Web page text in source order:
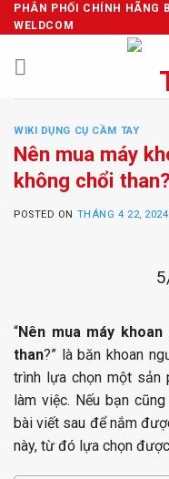
Skip
to
content
PHÂN PHỐI CHÍNH HÃNG
WELDCOM
WIKI DỤNG CỤ CẦM TAY
Nên mua máy
không chổi than?
POSTED ON THÁNG 4 22, 2024
“Nên mua máy
than?” là băn khoan
trình lựa chọn một sản
làm việc. Nếu bạn
bài viết sau để nắm
này, từ đó lựa chọn